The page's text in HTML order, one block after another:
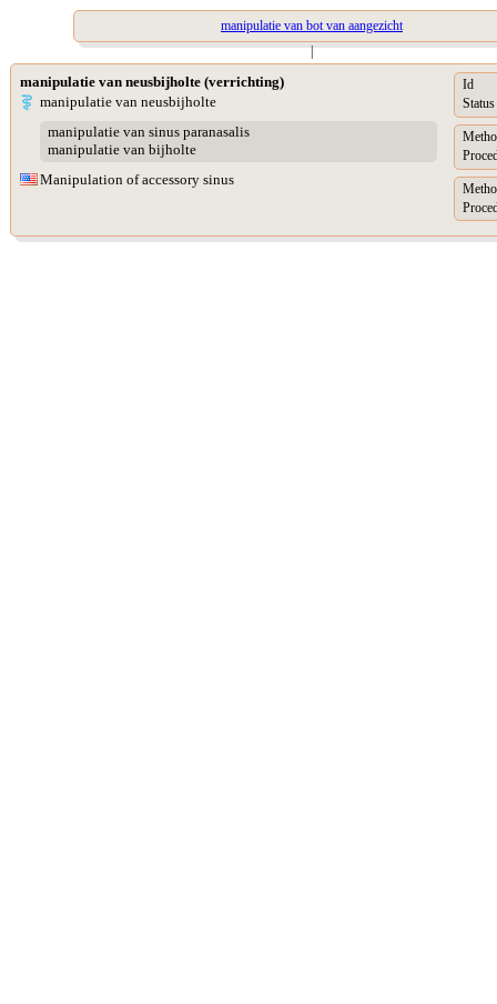
manipulatie van bot van aangezicht
|
manipulatie van neusbijholte (verrichting)
manipulatie van neusbijholte
manipulatie van sinus paranasalis
manipulatie van bijholte
Manipulation of accessory sinus
Id
Status